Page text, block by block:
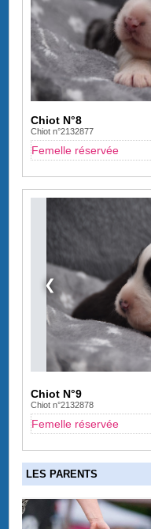
Chiot N°8
Chiot n°2132877
Femelle réservée
❮
Chiot N°9
Chiot n°2132878
Femelle réservée
LES PARENTS